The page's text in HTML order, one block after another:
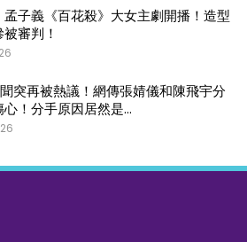
孟子義《百花殺》大女主劇開播！造型
審判！
突再被熱議！網傳張婧儀和陳飛宇分
心！分手原因居然是…